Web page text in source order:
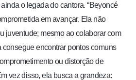
o legada do cantora. “Beyoncé
em avançar. Ela não
juventude; mesmo ao colaborar com
consegue encontrar pontos comuns
ou distorção de
vez disso, ela busca a grandeza: